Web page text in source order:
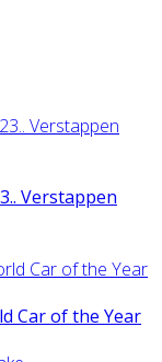
Verstappen
Car of the Year